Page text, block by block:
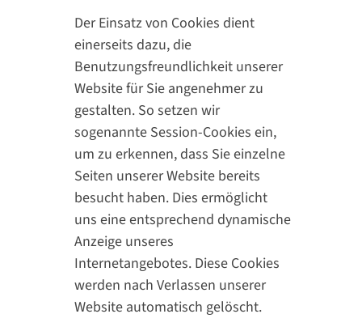
Der Einsatz von Cookies dient
einerseits dazu, die
Benutzungsfreundlichkeit unserer
Website für Sie angenehmer zu
gestalten. So setzen wir
sogenannte Session-Cookies ein,
um zu erkennen, dass Sie einzelne
Seiten unserer Website bereits
besucht haben. Dies ermöglicht
uns eine entsprechend dynamische
Anzeige unseres
Internetangebotes. Diese Cookies
werden nach Verlassen unserer
Website automatisch gelöscht.